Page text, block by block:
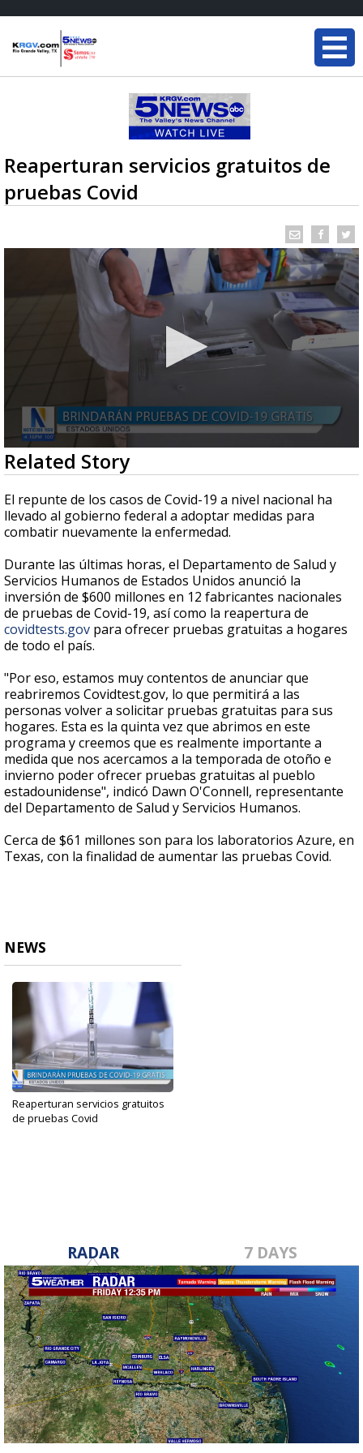
Reaperturan servicios gratuitos de
pruebas Covid
0
seconds
of
1
minute,
2
seconds
Related Story
El repunte de los casos de Covid-19 a nivel nacional ha
llevado al gobierno federal a adoptar medidas para
combatir nuevamente la enfermedad.
Durante las últimas horas, el Departamento de Salud y
Servicios Humanos de Estados Unidos anunció la
inversión de $600 millones en 12 fabricantes nacionales
de pruebas de Covid-19, así como la reapertura de
covidtests.gov para ofrecer pruebas gratuitas a hogares
de todo el país.
"Por eso, estamos muy contentos de anunciar que
reabriremos Covidtest.gov, lo que permitirá a las
personas volver a solicitar pruebas gratuitas para sus
hogares. Esta es la quinta vez que abrimos en este
programa y creemos que es realmente importante a
medida que nos acercamos a la temporada de otoño e
invierno poder ofrecer pruebas gratuitas al pueblo
estadounidense", indicó Dawn O'Connell, representante
del Departamento de Salud y Servicios Humanos.
Cerca de $61 millones son para los laboratorios Azure, en
Texas, con la finalidad de aumentar las pruebas Covid.
NEWS
Reaperturan servicios gratuitos
de pruebas Covid
RADAR 7 DAYS